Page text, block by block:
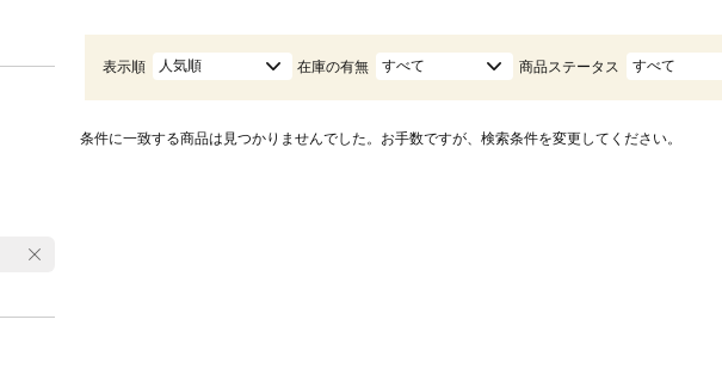
表示順 人気順 在庫の有無 すべて 商品ステータス すべて
条件に一致する商品は見つかりませんでした。お手数ですが、検索条件を変更してください。